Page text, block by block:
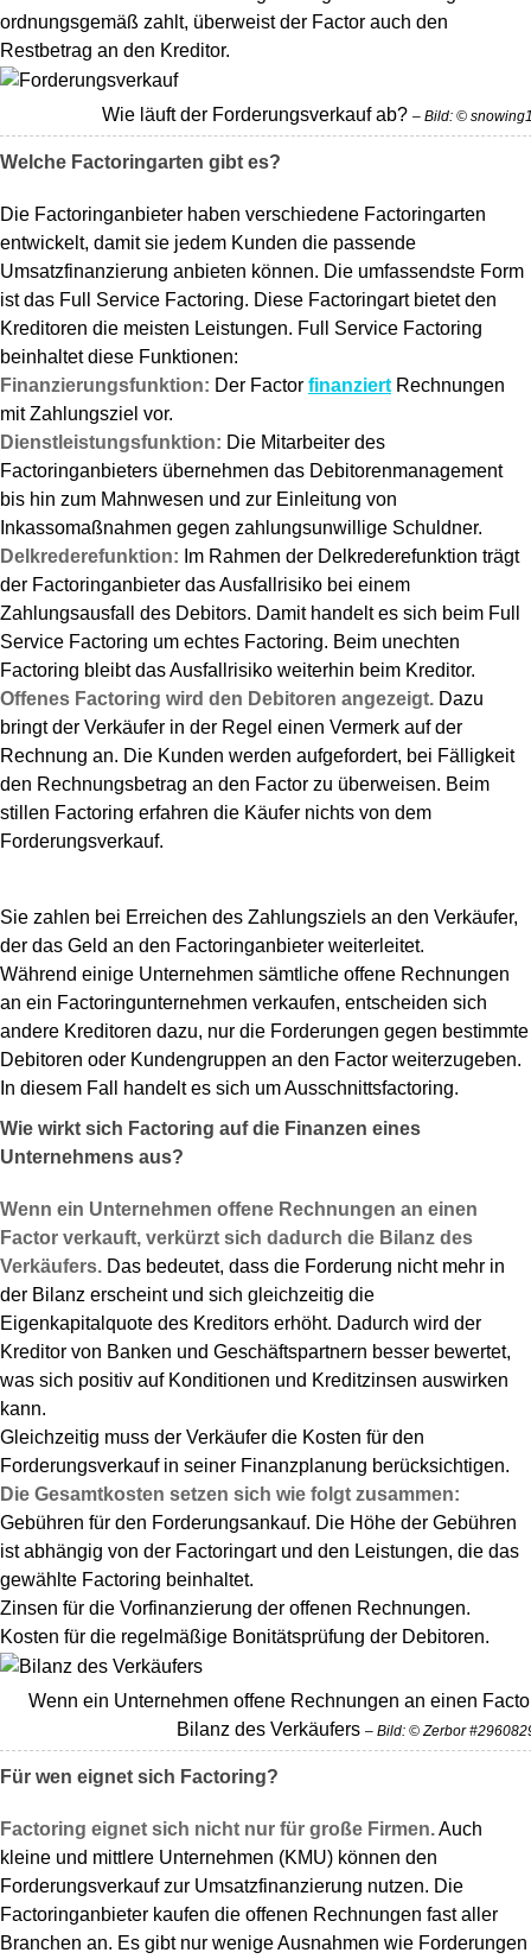
ordnungsgemäß zahlt, überweist der Factor auch den
Restbetrag an den Kreditor.
Wie läuft der Forderungsverkauf ab? – Bild: ©
Welche Factoringarten gibt es?
Die Factoringanbieter haben verschiedene Factoringarten
entwickelt, damit sie jedem Kunden die passende
Umsatzfinanzierung anbieten können. Die umfassendste Form
ist das Full Service Factoring. Diese Factoringart bietet den
Kreditoren die meisten Leistungen. Full Service Factoring
beinhaltet diese Funktionen:
Finanzierungsfunktion: Der Factor finanziert Rechnungen
mit Zahlungsziel vor.
Dienstleistungsfunktion: Die Mitarbeiter des
Factoringanbieters übernehmen das Debitorenmanagement
bis hin zum Mahnwesen und zur Einleitung von
Inkassomaßnahmen gegen zahlungsunwillige Schuldner.
Delkrederefunktion: Im Rahmen der Delkrederefunktion trägt
der Factoringanbieter das Ausfallrisiko bei einem
Zahlungsausfall des Debitors. Damit handelt es sich beim Full
Service Factoring um echtes Factoring. Beim unechten
Factoring bleibt das Ausfallrisiko weiterhin beim Kreditor.
Offenes Factoring wird den Debitoren angezeigt. Dazu
bringt der Verkäufer in der Regel einen Vermerk auf der
Rechnung an. Die Kunden werden aufgefordert, bei Fälligkeit
den Rechnungsbetrag an den Factor zu überweisen. Beim
stillen Factoring erfahren die Käufer nichts von dem
Forderungsverkauf.
Sie zahlen bei Erreichen des Zahlungsziels an den Verkäufer,
der das Geld an den Factoringanbieter weiterleitet.
Während einige Unternehmen sämtliche offene Rechnungen
an ein Factoringunternehmen verkaufen, entscheiden sich
andere Kreditoren dazu, nur die Forderungen gegen bestimmte
Debitoren oder Kundengruppen an den Factor weiterzugeben.
In diesem Fall handelt es sich um Ausschnittsfactoring.
Wie wirkt sich Factoring auf die Finanzen eines
Unternehmens aus?
Wenn ein Unternehmen offene Rechnungen an einen
Factor verkauft, verkürzt sich dadurch die Bilanz des
Verkäufers. Das bedeutet, dass die Forderung nicht mehr in
der Bilanz erscheint und sich gleichzeitig die
Eigenkapitalquote des Kreditors erhöht. Dadurch wird der
Kreditor von Banken und Geschäftspartnern besser bewertet,
was sich positiv auf Konditionen und Kreditzinsen auswirken
kann.
Gleichzeitig muss der Verkäufer die Kosten für den
Forderungsverkauf in seiner Finanzplanung berücksichtigen.
Die Gesamtkosten setzen sich wie folgt zusammen:
Gebühren für den Forderungsankauf. Die Höhe der Gebühren
ist abhängig von der Factoringart und den Leistungen, die das
gewählte Factoring beinhaltet.
Zinsen für die Vorfinanzierung der offenen Rechnungen.
Kosten für die regelmäßige Bonitätsprüfung der Debitoren.
Wenn ein Unternehmen offene Rechnungen an einen
Bilanz des Verkäufers – Bild: © Zerbor
Für wen eignet sich Factoring?
Factoring eignet sich nicht nur für große Firmen.Auch
kleine und mittlere Unternehmen (KMU) können den
Forderungsverkauf zur Umsatzfinanzierung nutzen. Die
Factoringanbieter kaufen die offenen Rechnungen fast aller
Branchen an. Es gibt nur wenige Ausnahmen wie Forderungen